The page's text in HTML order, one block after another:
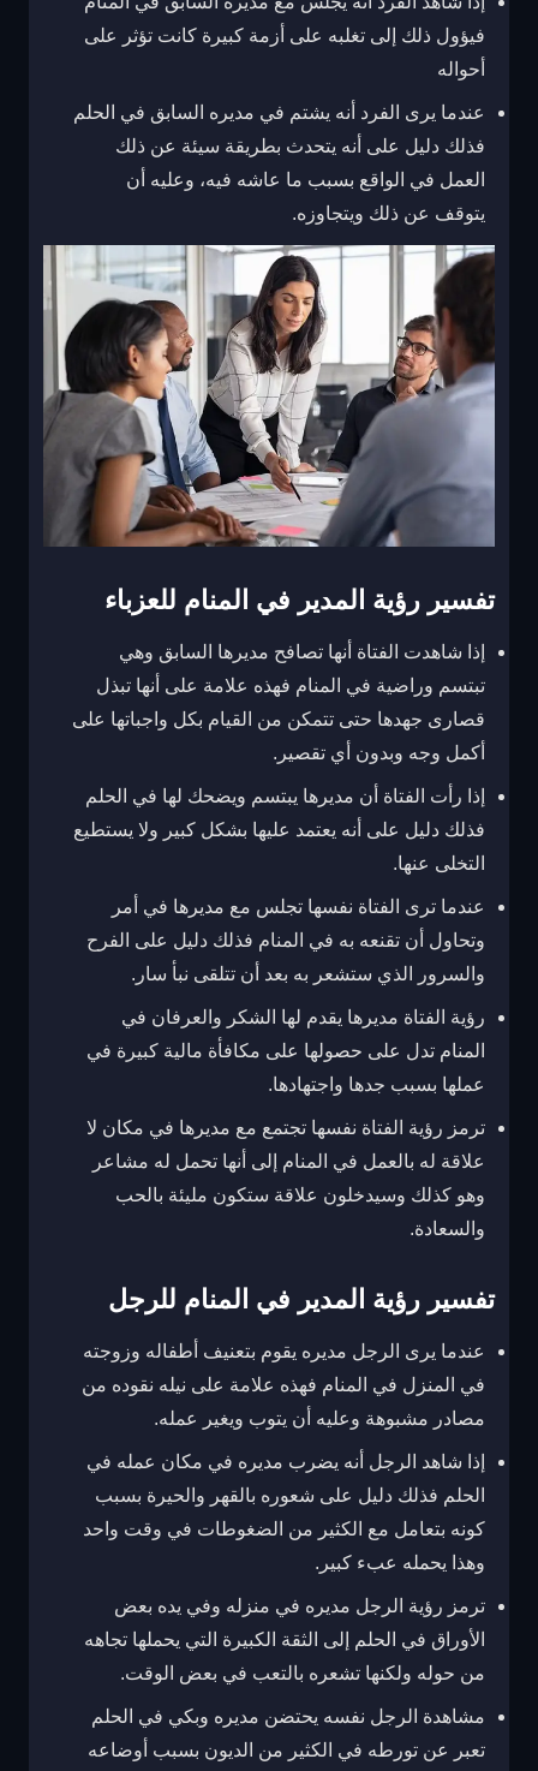
فيؤول ذلك إلى تغلبه على أزمة كبيرة كانت تؤثر على
أحواله
عندما يرى الفرد أنه يشتم في مديره السابق في الحلم
فذلك دليل على أنه يتحدث بطريقة سيئة عن ذلك
العمل في الواقع بسبب ما عاشه فيه، وعليه أن
يتوقف عن ذلك ويتجاوزه.
تفسير رؤية المدير في المنام للعزباء
إذا شاهدت الفتاة أنها تصافح مديرها السابق وهي
تبتسم وراضية في المنام فهذه علامة على أنها تبذل
قصارى جهدها حتى تتمكن من القيام بكل واجباتها على
أكمل وجه وبدون أي تقصير.
إذا رأت الفتاة أن مديرها يبتسم ويضحك لها في الحلم
فذلك دليل على أنه يعتمد عليها بشكل كبير ولا يستطيع
التخلى عنها.
عندما ترى الفتاة نفسها تجلس مع مديرها في أمر
وتحاول أن تقنعه به في المنام فذلك دليل على الفرح
والسرور الذي ستشعر به بعد أن تتلقى نبأ سار.
رؤية الفتاة مديرها يقدم لها الشكر والعرفان في
المنام تدل على حصولها على مكافأة مالية كبيرة في
عملها بسبب جدها واجتهادها.
ترمز رؤية الفتاة نفسها تجتمع مع مديرها في مكان لا
علاقة له بالعمل في المنام إلى أنها تحمل له مشاعر
وهو كذلك وسيدخلون علاقة ستكون مليئة بالحب
والسعادة.
تفسير رؤية المدير في المنام للرجل
عندما يرى الرجل مديره يقوم بتعنيف أطفاله وزوجته
في المنزل في المنام فهذه علامة على نيله نقوده من
مصادر مشبوهة وعليه أن يتوب ويغير عمله.
إذا شاهد الرجل أنه يضرب مديره في مكان عمله في
الحلم فذلك دليل على شعوره بالقهر والحيرة بسبب
كونه بتعامل مع الكثير من الضغوطات في وقت واحد
وهذا يحمله عبء كبير.
ترمز رؤية الرجل مديره في منزله وفي يده بعض
الأوراق في الحلم إلى الثقة الكبيرة التي يحملها تجاهه
من حوله ولكنها تشعره بالتعب في بعض الوقت.
مشاهدة الرجل نفسه يحتضن مديره وبكي في الحلم
تعبر عن تورطه في الكثير من الديون بسبب أوضاعه